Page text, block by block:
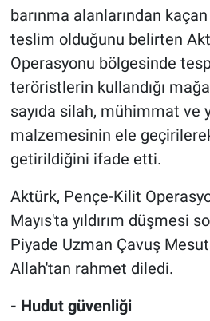
barınma alanlarından
teslim olduğunu belirten
Operasyonu bölgesinde
teröristlerin kullandığı
sayıda silah, mühimmat ve
malzemesinin ele
getirildiğini ifade etti.
Aktürk, Pençe-Kilit
Mayıs'ta yıldırım düşmesi
Piyade Uzman Çavuş
Allah'tan rahmet diledi.
- Hudut güvenliği